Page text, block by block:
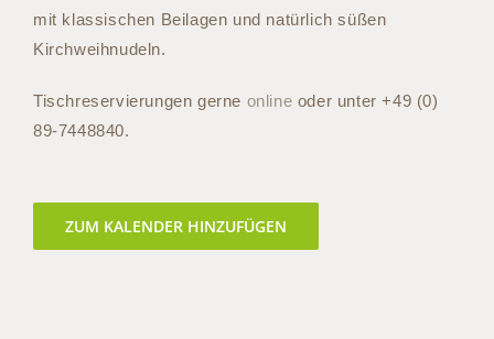
mit klassischen Beilagen und natürlich süßen
Kirchweihnudeln.
Tischreservierungen gerne online oder unter+49 (0)
89-7448840.
ZUM KALENDER HINZUFÜGEN